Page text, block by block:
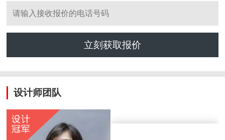
立刻获取报价
设计师团队